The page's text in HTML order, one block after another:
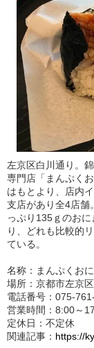
左京区白川通り。
専門店「まんぷく
はもとより、店内
支店があり全4店舗
っぷり135ｇのお
り、どれも比較的
ている。
名称：まんぷくお
場所：京都市左京
電話番号：075-
営業時間：8:00～
定休日：不定休
関連記事： https://